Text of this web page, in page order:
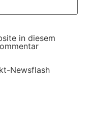
in diesem
Newsflash